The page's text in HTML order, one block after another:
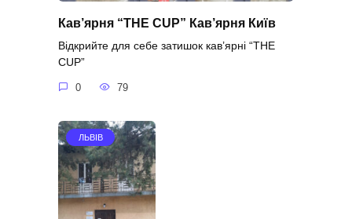
Кав’ярня “THE CUP” Кав’ярня Київ
Відкрийте для себе затишок кав’ярні “THE
CUP”
0 79
ЛЬВІВ